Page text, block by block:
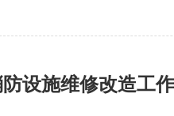
设施维修改造工作